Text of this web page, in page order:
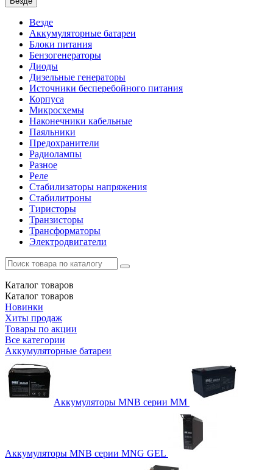
Везде
Аккумуляторные батареи
Блоки питания
Бензогенераторы
Диоды
Дизельные генераторы
Источники бесперебойного питания
Корпуса
Микросхемы
Наконечники кабельные
Паяльники
Предохранители
Радиолампы
Разное
Реле
Стабилизаторы напряжения
Стабилитроны
Тиристоры
Транзисторы
Трансформаторы
Электродвигатели
Каталог товаров
Каталог товаров
Новинки
Хиты продаж
Товары по акции
Все категории
Аккумуляторные батареи
Аккумуляторы MNB серии MM
Аккумуляторы MNB серии MNG GEL